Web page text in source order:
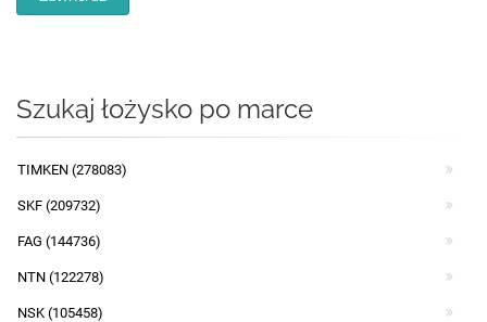
Szukaj łożysko po marce
TIMKEN (278083)
SKF (209732)
FAG (144736)
NTN (122278)
NSK (105458)